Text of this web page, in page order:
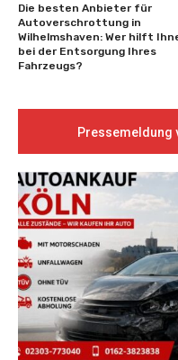
Die besten Anbieter für
Autoverschrottung in
Wilhelmshaven: Wer hilft
bei der Entsorgung Ihres
Fahrzeugs?
Pressemeldung